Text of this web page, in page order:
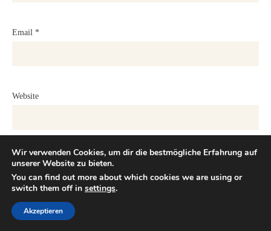
Email *
Website
Save my name, email, and website in this browser for the next time
Wir verwenden Cookies, um dir die bestmögliche Erfahrung auf
unserer Website zu bieten.
You can find out more about which cookies we are using or
switch them off in settings.
Akzeptieren